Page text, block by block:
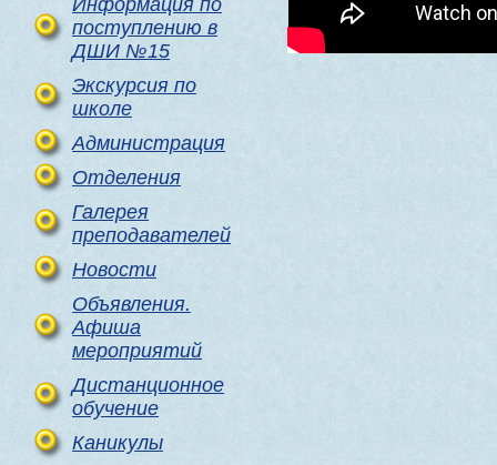
Информация по
поступлению в
ДШИ №15
Экскурсия по
школе
Администрация
Отделения
Галерея
преподавателей
Новости
Объявления.
Афиша
мероприятий
Дистанционное
обучение
Каникулы